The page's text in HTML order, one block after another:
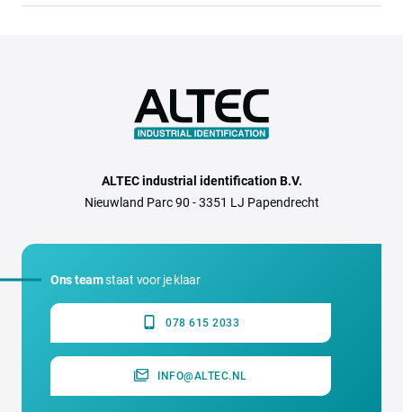
ALTEC industrial identification B.V.
Nieuwland Parc 90 - 3351 LJ Papendrecht
Ons teamstaat voor je klaar
078 615 2033
INFO@ALTEC.NL